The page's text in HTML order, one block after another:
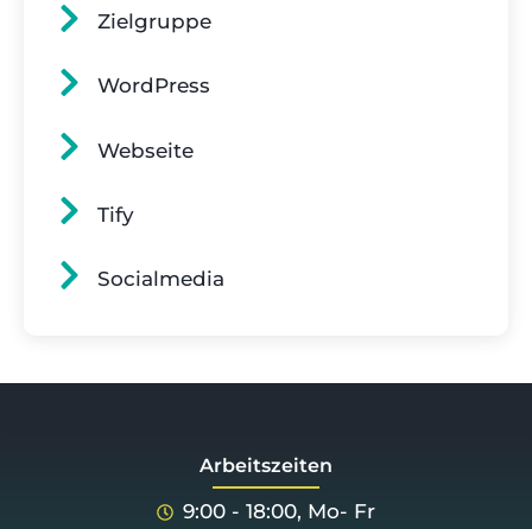
Zielgruppe
WordPress
Webseite
Tify
Socialmedia
Arbeitszeiten
9:00 - 18:00, Mo- Fr